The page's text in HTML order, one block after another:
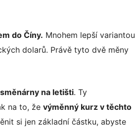
do Číny. Mnohem lepší variantou
dolarů. Právě tyto dvě měny
směnárny na letišti. Ty
na to, že výměnný kurz v těchto
si jen základní částku, abyste